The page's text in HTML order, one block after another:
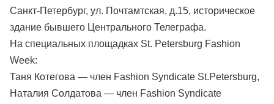
Санкт-Петербург, ул. Почтамтская, д.15, историческое
здание бывшего Центрального Телеграфа.
На специальных площадках St. Petersburg Fashion
Week:
Таня Котегова — член Fashion Syndicate St.Petersburg,
Наталия Солдатова — член Fashion Syndicate